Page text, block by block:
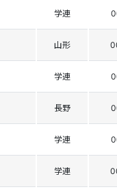
学連
山形
学連
長野
学連
学連